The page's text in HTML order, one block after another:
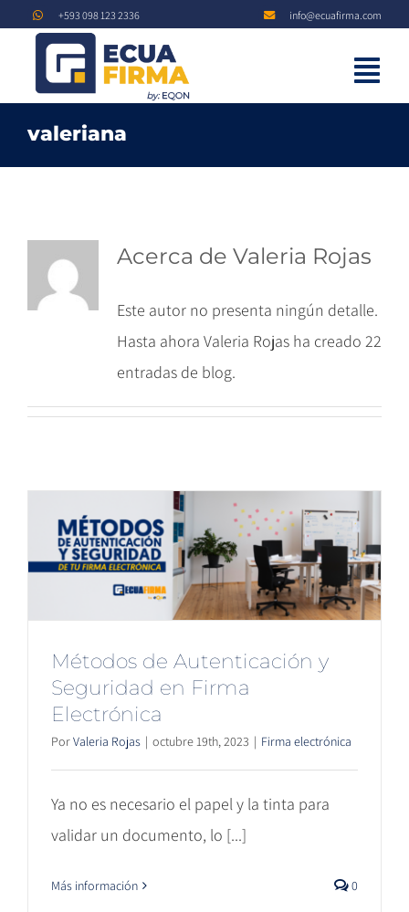
Saltar
contenido
+593 098 123 2336 info@ecuafirma.com
Inicio
Contacto
valeriana
Acerca de Valeria Rojas
Este autor no presenta ningún detalle.
Hasta ahora Valeria Rojas ha creado 22
entradas de blog.
Métodos de Autenticación y
Seguridad en Firma
Electrónica
PorValeria Rojas | octubre 19th, 2023 | Firma electrónica
Ya no es necesario el papel y la tinta para
validar un documento, lo [...]
Más información 0